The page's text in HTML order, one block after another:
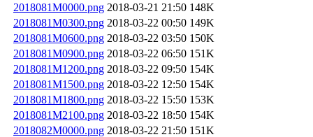
2018081M0000.png 2018-03-21 21:50 148K
2018081M0300.png 2018-03-22 00:50 149K
2018081M0600.png 2018-03-22 03:50 150K
2018081M0900.png 2018-03-22 06:50 151K
2018081M1200.png 2018-03-22 09:50 154K
2018081M1500.png 2018-03-22 12:50 154K
2018081M1800.png 2018-03-22 15:50 153K
2018081M2100.png 2018-03-22 18:50 154K
2018082M0000.png 2018-03-22 21:50 151K